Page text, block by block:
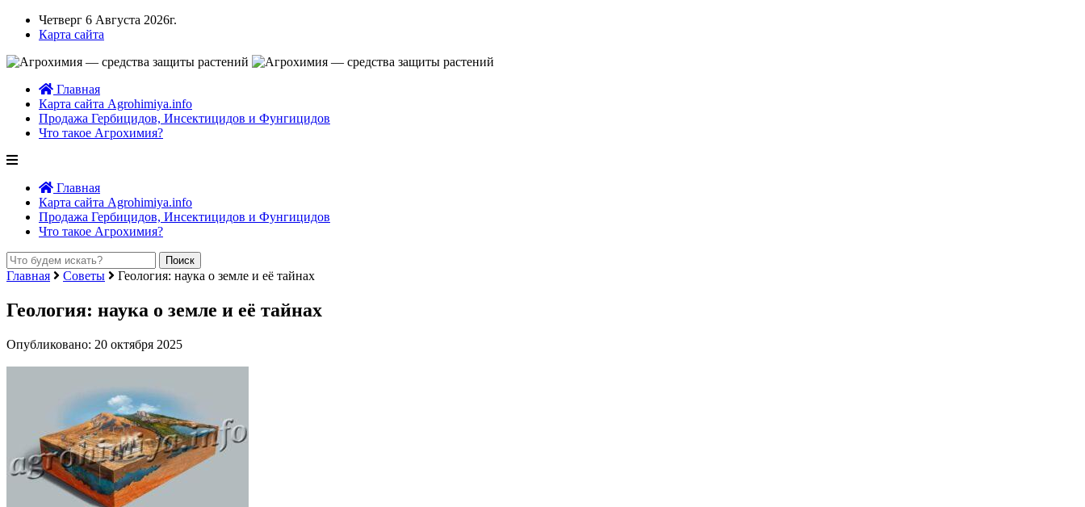
Четверг 6 Августа 2026г.
Карта сайта
Главная
Карта сайта Agrohimiya.info
Продажа Гербицидов, Инсектицидов и Фунгицидов
Что такое Агрохимия?
Главная
Карта сайта Agrohimiya.info
Продажа Гербицидов, Инсектицидов и Фунгицидов
Что такое Агрохимия?
Главная Советы Геология: наука о земле и её тайнах
Геология: наука о земле и её тайнах
Опубликовано: 20 октября 2025